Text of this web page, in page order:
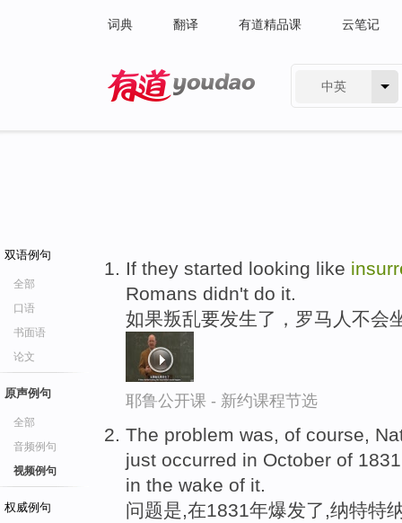
词典 翻译 有道精品课 云笔记
中英
双语例句
全部
口语
书面语
论文
原声例句
全部
音频例句
视频例句
权威例句
If they started looking like
Romans didn't do it.
如果叛乱要发生了，罗马人不会
耶鲁公开课 - 新约课程节选
The problem was, of course,
just occurred in October of
in the wake of it.
问题是,在1831年爆发了,纳特特